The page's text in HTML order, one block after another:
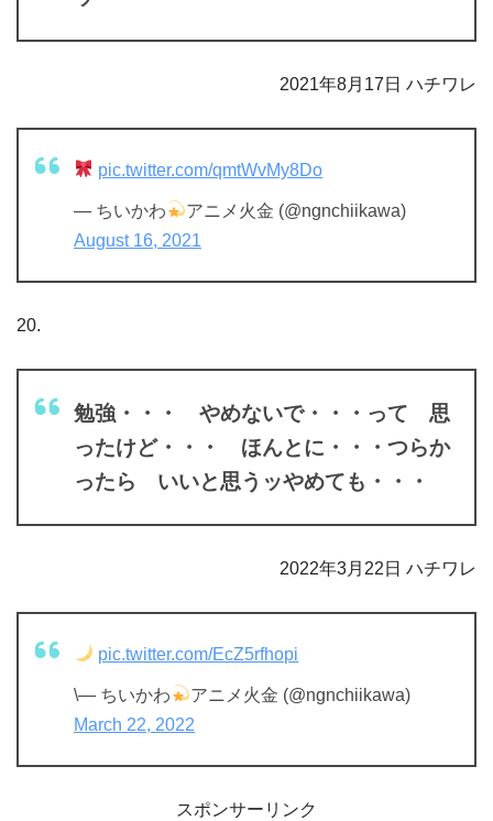
2021年8月17日 ハチワレ
pic.twitter.com/qmtWvMy8Do
— ちいかわ
アニメ火金 (@ngnchiikawa)
August 16, 2021
20.
勉強・・・ やめないで・・・って 思
ったけど・・・ ほんとに・・・つらか
ったら いいと思うッやめても・・・
2022年3月22日 ハチワレ
pic.twitter.com/EcZ5rfhopi
\— ちいかわ
アニメ火金 (@ngnchiikawa)
March 22, 2022
スポンサーリンク